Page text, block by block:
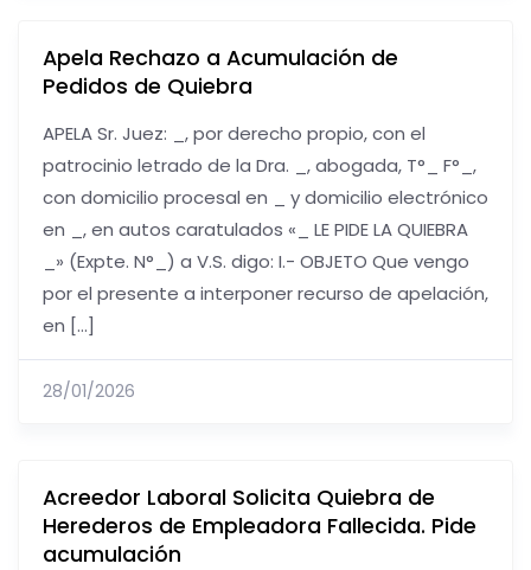
Apela Rechazo a Acumulación de
Pedidos de Quiebra
APELA Sr. Juez: _, por derecho propio, con el
patrocinio letrado de la Dra. _, abogada, T°_ F°_,
con domicilio procesal en _ y domicilio electrónico
en _, en autos caratulados «_ LE PIDE LA QUIEBRA
_» (Expte. N°_) a V.S. digo: I.- OBJETO Que vengo
por el presente a interponer recurso de apelación,
en […]
28/01/2026
Acreedor Laboral Solicita Quiebra de
Herederos de Empleadora Fallecida. Pide
acumulación